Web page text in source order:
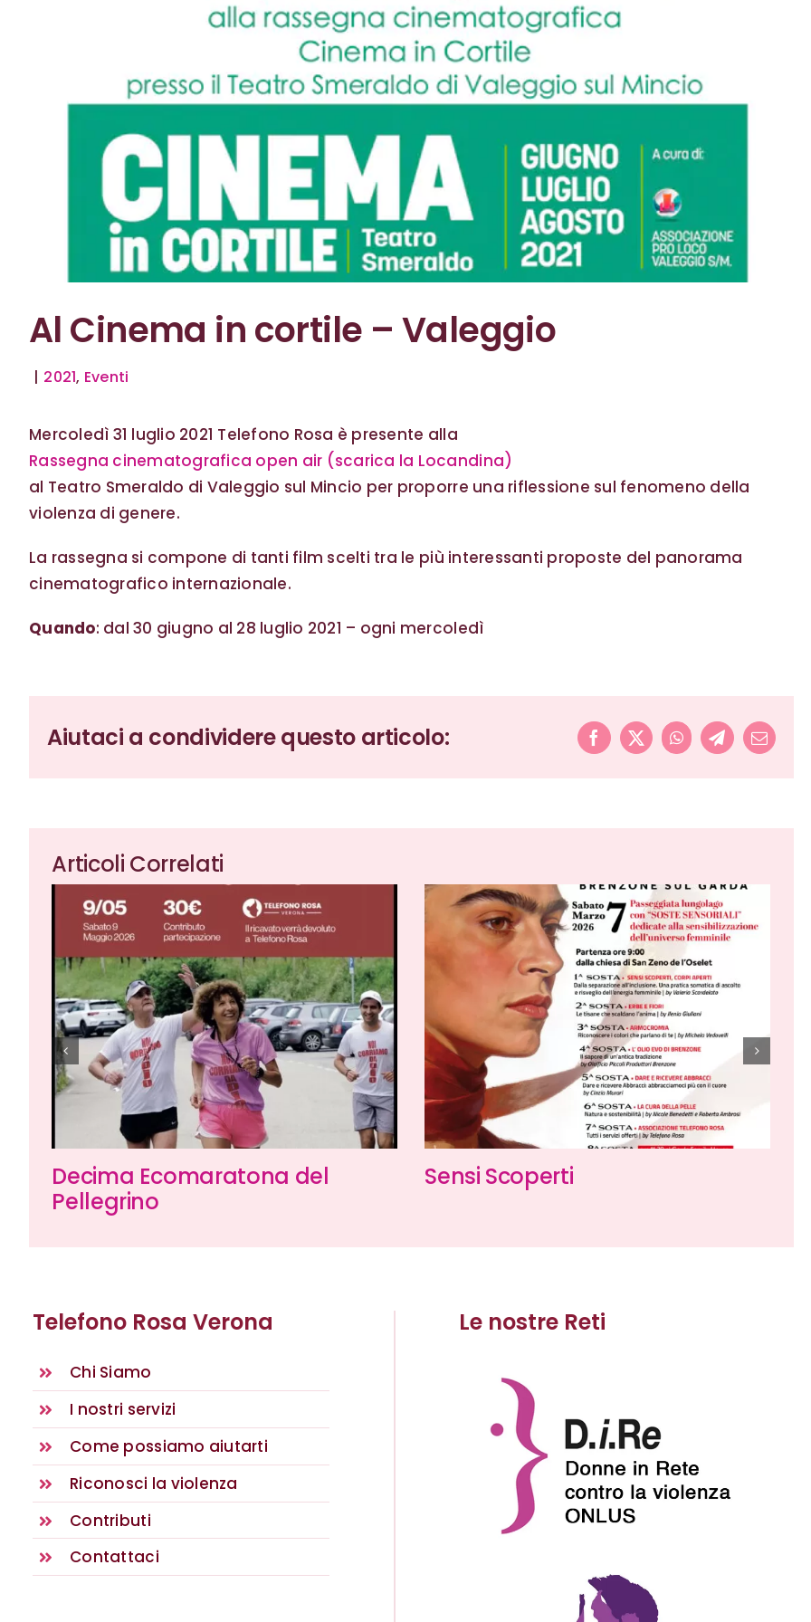
Al Cinema in cortile – Valeggio
| 2021, Eventi
Mercoledì 31 luglio 2021 Telefono Rosa è presente alla
Rassegna cinematografica open air (scarica la Locandina)
al Teatro Smeraldo di Valeggio sul Mincio per proporre una riflessione sul fenomeno della
violenza di genere.
La rassegna si compone di tanti film scelti tra le più interessanti proposte del panorama
cinematografico internazionale.
Quando: dal 30 giugno al 28 luglio 2021 – ogni mercoledì
Aiutaci a condividere questo articolo: Facebook
X WhatsAppTelegram
Email
Articoli Correlati
Decima Ecomaratona del
Pellegrino
Sensi Scoperti
Telefono Rosa Verona
Chi Siamo
I nostri servizi
Come possiamo aiutarti
Riconosci la violenza
Contributi
Contattaci
Le nostre Reti